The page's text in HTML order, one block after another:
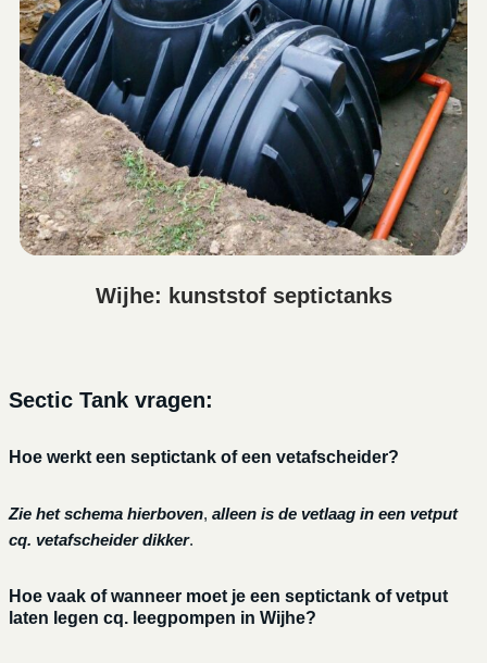
Wijhe: kunststof septictanks
Sectic Tank vragen:
Hoe werkt een septictank of een vetafscheider?
Zie het schema hierboven, alleen is de vetlaag in een vetput
cq. vetafscheider dikker.
Hoe vaak of wanneer moet je een septictank of vetput
laten legen cq. leegpompen in Wijhe?